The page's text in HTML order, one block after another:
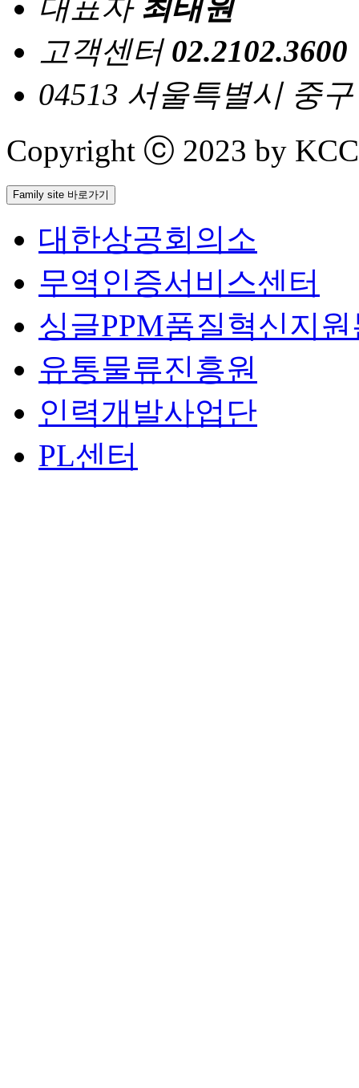
대표자 최태원
고객센터 02.2102.3600
04513 서울특별시 중
Copyright ⓒ 2023 by
Family site 바로가기
대한상공회의소
무역인증서비스센터
싱글PPM품질혁신지
유통물류진흥원
인력개발사업단
PL센터